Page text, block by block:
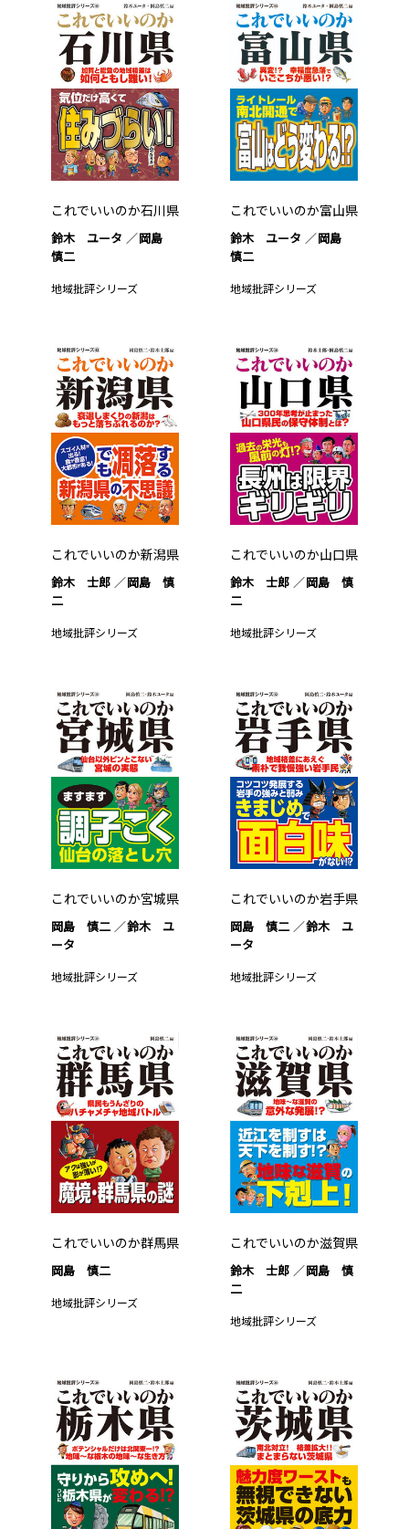
これでいいのか石川県
鈴木 ユータ
岡島
慎二
地域批評シリーズ
これでいいのか富山県
鈴木 ユータ
岡島
慎二
地域批評シリーズ
これでいいのか新潟県
鈴木 士郎
岡島 慎
二
地域批評シリーズ
これでいいのか山口県
鈴木 士郎
岡島 慎
二
地域批評シリーズ
これでいいのか宮城県
岡島 慎二
鈴木 ユ
ータ
地域批評シリーズ
これでいいのか岩手県
岡島 慎二
鈴木 ユ
ータ
地域批評シリーズ
これでいいのか群馬県
岡島 慎二
地域批評シリーズ
これでいいのか滋賀県
鈴木 士郎
岡島 慎
二
地域批評シリーズ